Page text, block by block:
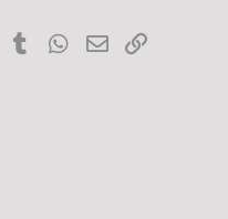
PinterestTumblr WhatsApp
E-mailПосилання